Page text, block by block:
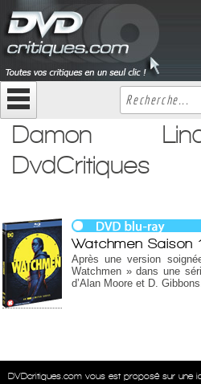
Damon
DvdCritiques
Watchmen Saison
Après une version
Watchmen » dans une
d’Alan Moore et D. Gibbons.
DVDcritiques.com vous est proposé sur une